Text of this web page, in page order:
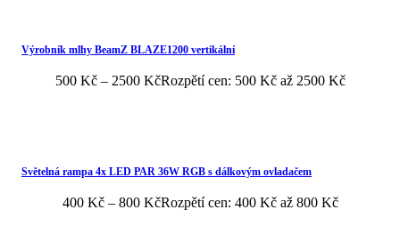
Výrobník mlhy BeamZ BLAZE1200 vertikální
500 Kč – 2500 KčRozpětí cen: 500 Kč až 2500 Kč
Světelná rampa 4x LED PAR 36W RGB s dálkovým ovladačem
400 Kč – 800 KčRozpětí cen: 400 Kč až 800 Kč